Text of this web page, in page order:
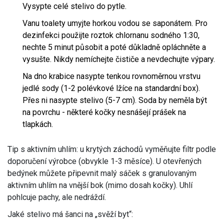
Vysypte celé stelivo do pytle.
Vanu toalety umyjte horkou vodou se saponátem. Pro
dezinfekci použijte roztok chlornanu sodného 1:30,
nechte 5 minut působit a poté důkladně opláchněte a
vysušte. Nikdy nemíchejte čističe a nevdechujte výpary.
Na dno krabice nasypte tenkou rovnoměrnou vrstvu
jedlé sody (1-2 polévkové lžíce na standardní box).
Přes ni nasypte stelivo (5-7 cm). Soda by neměla být
na povrchu - některé kočky nesnášejí prášek na
tlapkách.
Tip s aktivním uhlím: u krytých záchodů vyměňujte filtr podle
doporučení výrobce (obvykle 1-3 měsíce). U otevřených
bedýnek můžete připevnit malý sáček s granulovaným
aktivním uhlím na vnější bok (mimo dosah kočky). Uhlí
pohlcuje pachy, ale nedráždí.
Jaké stelivo má šanci na „svěží byt“: